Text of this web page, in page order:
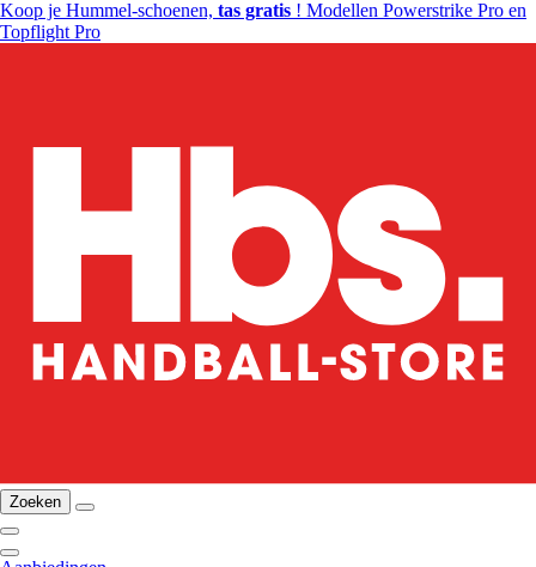
Koop je Hummel-schoenen, tas gratis ! Modellen Powerstrike Pro en
Topflight Pro
Zoeken